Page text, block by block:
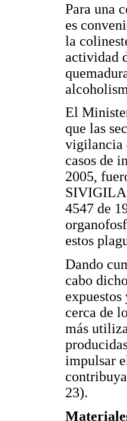
Para una
es
la
actividad
El
que las
vigilancia
casos de
2005,
4547 de
estos
Dando
cabo
cerca de
más
impulsar
23).